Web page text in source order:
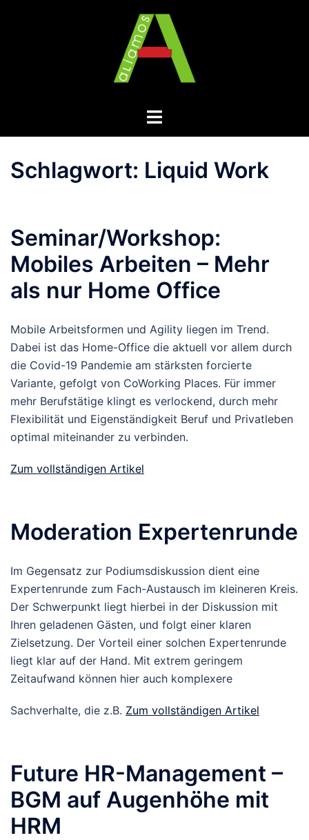
Menü
Schlagwort: Liquid Work
Seminar/Workshop:
Mobiles Arbeiten – Mehr
als nur Home Office
Mobile Arbeitsformen und Agility liegen im Trend.
Dabei ist das Home-Office die aktuell vor allem durch
die Covid-19 Pandemie am stärksten forcierte
Variante, gefolgt von CoWorking Places. Für immer
mehr Berufstätige klingt es verlockend, durch mehr
Flexibilität und Eigenständigkeit Beruf und Privatleben
optimal miteinander zu verbinden.
Zum vollständigen Artikel
Moderation Expertenrunde
Im Gegensatz zur Podiumsdiskussion dient eine
Expertenrunde zum Fach-Austausch im kleineren Kreis.
Der Schwerpunkt liegt hierbei in der Diskussion mit
Ihren geladenen Gästen, und folgt einer klaren
Zielsetzung. Der Vorteil einer solchen Expertenrunde
liegt klar auf der Hand. Mit extrem geringem
Zeitaufwand können hier auch komplexere
Sachverhalte, die z.B. Zum vollständigen Artikel
Future HR-Management –
BGM auf Augenhöhe mit
HRM